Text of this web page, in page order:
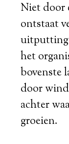
Niet door
ontstaat
uitputting
het
bovenste
door
achter
groeien.